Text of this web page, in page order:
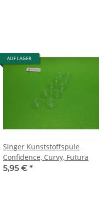
AUF LAGER
Singer Kunststoffspule
Confidence, Curvy, Futura
5,95 € *